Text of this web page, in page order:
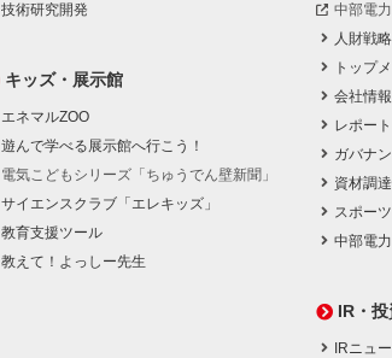
技術研究開発
キッズ・展示館
エネマルZOO
遊んで学べる展示館へ行こう！
電気こどもシリーズ「ちゅうでん壁新聞」
サイエンスクラブ「エレキッズ」
教育支援ツール
教えて！よっしー先生
中部電
人財戦略
トップ
会社情報
レポー
ガバナ
資材調
スポー
中部電力
IR・
IRニュ